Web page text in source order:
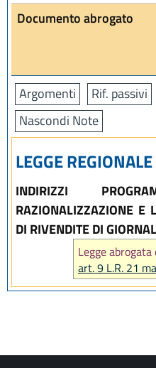
Documento abrogato
Argomenti Rif. passivi
Nascondi Note
LEGGE
INDIRIZZI
RAZIONALIZZAZIONE E
DI RIVENDITE DI
Legge abrogata
art. 9 L.R. 21